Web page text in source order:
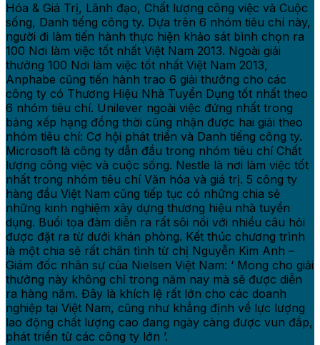
Hóa & Giá Trị, Lãnh đạo, Chất lượng công việc và Cuộc
sống, Danh tiếng công ty. Dựa trên 6 nhóm tiêu chí này,
người đi làm tiến hành thực hiện khảo sát bình chọn ra
100 Nơi làm việc tốt nhất Việt Nam 2013. Ngoài giải
thưởng 100 Nơi làm việc tốt nhất Việt Nam 2013,
Anphabe cũng tiến hành trao 6 giải thưởng cho các
công ty có Thương Hiệu Nhà Tuyển Dụng tốt nhất theo
6 nhóm tiêu chí. Unilever ngoài việc đứng nhất trong
bảng xếp hạng đồng thời cũng nhận được hai giải theo
nhóm tiêu chí: Cơ hội phát triển và Danh tiếng công ty.
Microsoft là công ty dẫn đầu trong nhóm tiêu chí Chất
lượng công việc và cuộc sống. Nestle là nơi làm việc tốt
nhất trong nhóm tiêu chí Văn hóa và giá trị. 5 công ty
hàng đầu Việt Nam cũng tiếp tục có những chia sẻ
những kinh nghiệm xây dựng thương hiệu nhà tuyển
dụng. Buổi tọa đàm diễn ra rất sôi nổi với nhiều câu hỏi
được đặt ra từ dưới khán phòng. Kết thúc chương trình
là một chia sẻ rất chân tình từ chị Nguyễn Kim Anh –
Giám đốc nhân sự của Nielsen Việt Nam: ‘ Mong cho giải
thưởng này không chỉ trong năm nay mà sẽ được diễn
ra hàng năm. Đây là khích lệ rất lớn cho các doanh
nghiệp tại Việt Nam, cũng như khẳng định về lực lượng
lao động chất lượng cao đang ngày càng được vun đắp,
phát triển từ các công ty lớn ’.